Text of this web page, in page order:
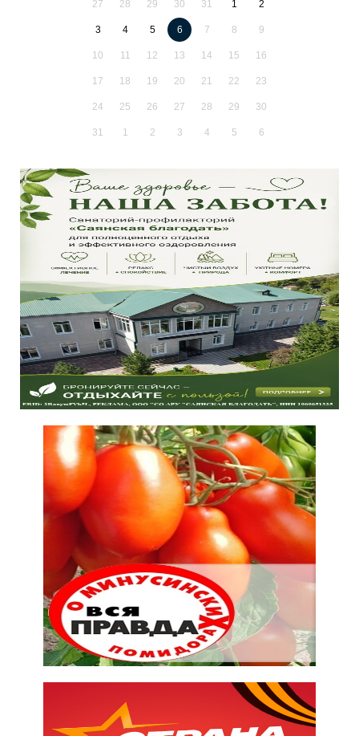
27 28 29 30 31 1 2
3 4 5 6 7 8 9
10 11 12 13 14 15 16
17 18 19 20 21 22 23
24 25 26 27 28 29 30
31 1 2 3 4 5 6